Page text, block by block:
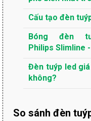
Cấu tạo đèn
Bóng đèn
Philips Slimline
Đèn tuýp led
không?
So sánh đèn